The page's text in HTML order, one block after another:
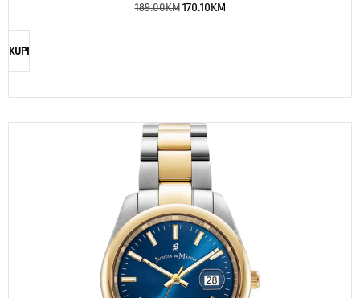
189.00KM 170.10KM
KUPI